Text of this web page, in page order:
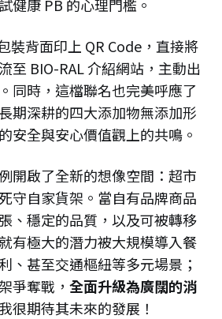
健康 PB 的心理門檻。​
裝背面印上 QR Code，直接將
至 BIO-RAL 介紹網站，主動出
同時，這檔聯名也完美呼應了
期深耕的四大添加物無添加形
安全與安心價值觀上的共鳴。​
開啟了全新的想像空間：超市
守自家貨架。​當自有品牌商品
、穩定的品質，以及可被轉移
有極大的潛力被大規模導入餐
、甚至交通樞紐等多元場景；
爭奪戰， 全面升級為廣闊的消
很期待其未來的發展！